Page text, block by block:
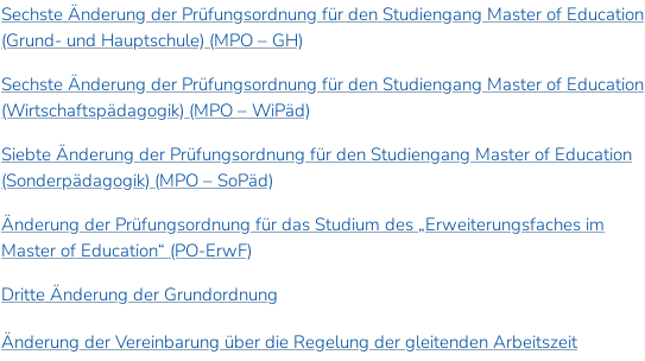
Sechste Änderung der Prüfungsordnung für den Studiengang Master of Education
(Grund- und Hauptschule) (MPO – GH)
Sechste Änderung der Prüfungsordnung für den Studiengang Master of Education
(Wirtschaftspädagogik) (MPO – WiPäd)
Siebte Änderung der Prüfungsordnung für den Studiengang Master of Education
(Sonderpädagogik) (MPO – SoPäd)
Änderung der Prüfungsordnung für das Studium des „Erweiterungsfaches im
Master of Education“ (PO-ErwF)
Dritte Änderung der Grundordnung
Änderung der Vereinbarung über die Regelung der gleitenden Arbeitszeit